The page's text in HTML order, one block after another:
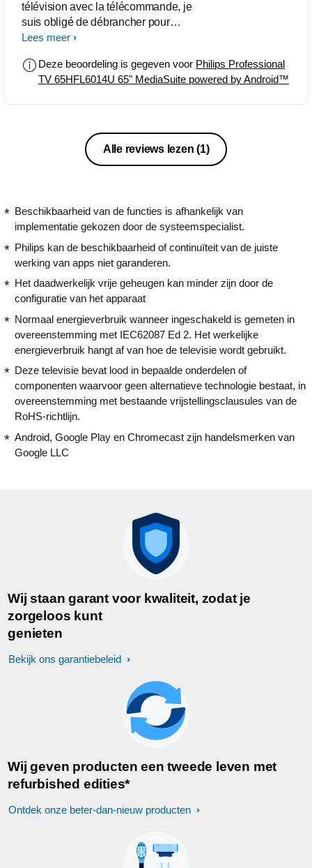
télévision avec la télécommande, je
suis obligé de débrancher pour
relancer !! Je ne trouve pas la solution
cdt
Lees meer
Deze beoordeling is gegeven voor Philips Professional
TV 65HFL6014U 65" MediaSuite powered by Android™
Alle reviews lezen (1)
Beschikbaarheid van de functies is afhankelijk van
implementatie gekozen door de systeemspecialist.
Philips kan de beschikbaarheid of continuïteit van de juiste
werking van apps niet garanderen.
Het daadwerkelijk vrije geheugen kan minder zijn door de
configuratie van het apparaat
Normaal energieverbruik wanneer ingeschakeld is gemeten in
overeenstemming met IEC62087 Ed 2. Het werkelijke
energieverbruik hangt af van hoe de televisie wordt gebruikt.
Deze televisie bevat lood in bepaalde onderdelen of
componenten waarvoor geen alternatieve technologie bestaat, in
overeenstemming met bestaande vrijstellingsclausules van de
RoHS-richtlijn.
Android, Google Play en Chromecast zijn handelsmerken van
Google LLC
Wij staan garant voor kwaliteit, zodat je
zorgeloos kunt
genieten
Bekijk ons garantiebeleid
Wij geven producten een tweede leven met
refurbished edities*
Ontdek onze beter-dan-nieuw producten